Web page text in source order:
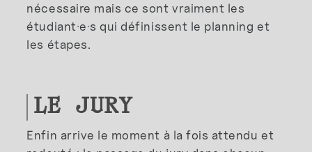
nécessaire mais ce sont vraiment les
étudiant·e·s qui définissent le planning et
les étapes.
LE JURY
Enfin arrive le moment à la fois attendu et